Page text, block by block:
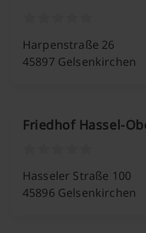
Harpenstraße 26
45897 Gelsenkirchen
Friedhof Hassel-
Hasseler Straße 100
45896 Gelsenkirchen